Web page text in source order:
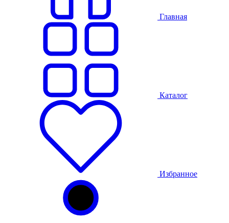
Главная
Каталог
Избранное